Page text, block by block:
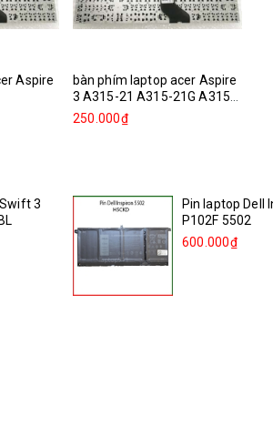
Aspire
bàn phím laptop acer Aspire
3 A315-21 A315-21G A315-
31...
250.000₫
3
Pin laptop Dell
P102F 5502
600.000₫